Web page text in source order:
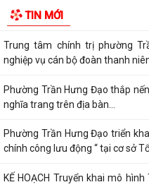
TIN MỚI
Trung tâm chính trị phường
nghiệp vụ cán bộ đoàn thanh
Phường Trần Hưng Đạo thắp
nghĩa trang trên địa bàn...
Phường Trần Hưng Đạo triển
chính công lưu động “ tại cơ sở
KẾ HOẠCH Truyển khai mô
lưu động trên địa bàn phường